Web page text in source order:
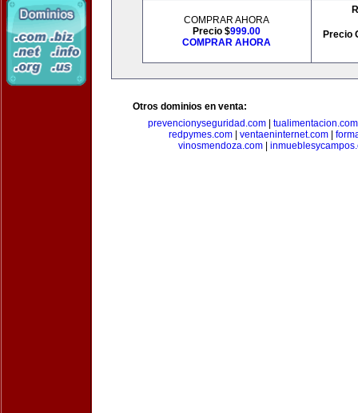
COMPRAR AHORA
Precio $999.00
COMPRAR AHORA
Precio
Otros dominios en venta:
prevencionyseguridad.com
tualimentacion.com
redpymes.com
ventaeninternet.com
vinosmendoza.com|